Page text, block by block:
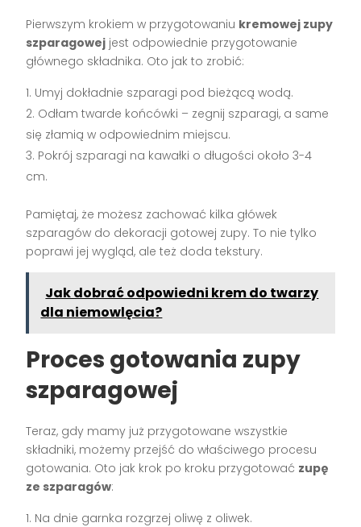
Pierwszym krokiem w przygotowaniu kremowej zupy
szparagowej jest odpowiednie przygotowanie
głównego składnika. Oto jak to zrobić:
Umyj dokładnie szparagi pod bieżącą wodą.
Odłam twarde końcówki – zegnij szparagi, a same
się złamią w odpowiednim miejscu.
Pokrój szparagi na kawałki o długości około 3-4
cm.
Pamiętaj, że możesz zachować kilka główek
szparagów do dekoracji gotowej zupy. To nie tylko
poprawi jej wygląd, ale też doda tekstury.
Jak dobrać odpowiedni krem do twarzy
dla niemowlęcia?
Proces gotowania zupy
szparagowej
Teraz, gdy mamy już przygotowane wszystkie
składniki, możemy przejść do właściwego procesu
gotowania. Oto jak krok po kroku przygotować zupę
ze szparagów:
Na dnie garnka rozgrzej oliwę z oliwek.